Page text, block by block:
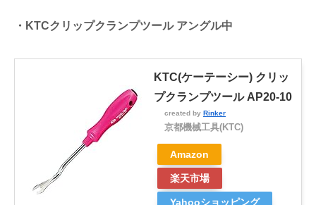
・KTCクリップクランプツール アングル中
KTC(ケーテーシー) クリッ
プクランプツール AP20-10
created by Rinker
京都機械工具(KTC)
Amazon
楽天市場
Yahooショッピング